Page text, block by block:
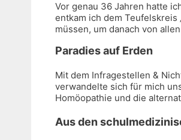
Vor genau 36 Jahren hatte
entkam ich dem Teufelskreis
müssen, um danach von
Paradies auf Erden
Mit dem Infragestellen &
verwandelte sich für mich
Homöopathie und die
Aus den